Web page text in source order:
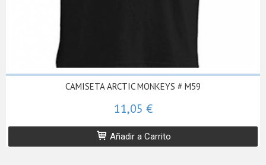
CAMISETA ARCTIC MONKEYS # M59
11,05 €
Añadir a Carrito